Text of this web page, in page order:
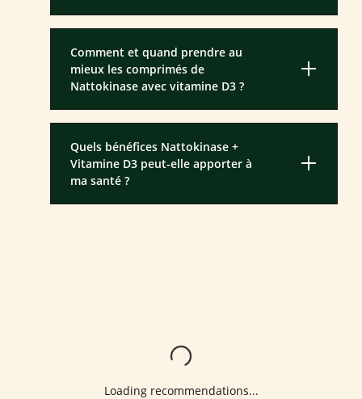
Comment et quand prendre au
mieux les comprimés de
Nattokinase avec vitamine D3 ?
Quels bénéfices Nattokinase +
Vitamine D3 peut-elle apporter à
ma santé ?
Loading...
Loading recommendations...